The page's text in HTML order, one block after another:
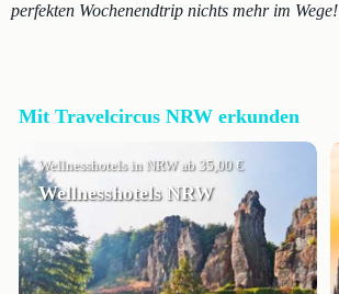
perfekten Wochenendtrip nichts mehr im Wege!
Mit Travelcircus NRW erkunden
Wellnesshotels in NRW ab 35,00 €
Wellnesshotels NRW